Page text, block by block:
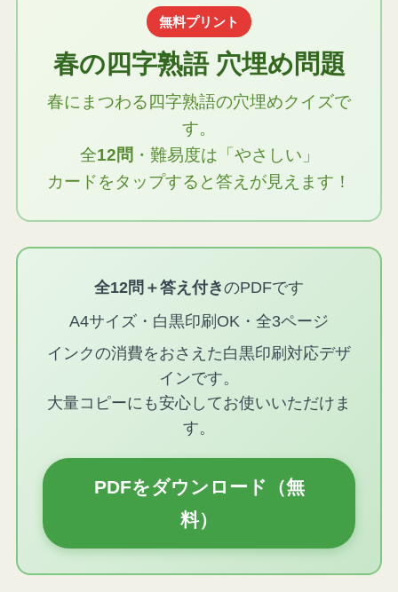
無料プリント
春の四字熟語 穴埋め問題
春にまつわる四字熟語の穴埋めクイズで
す。
全12問 ・難易度は「やさしい」
カードをタップすると答えが見えます！
全12問＋答え付きのPDFです
A4サイズ・白黒印刷OK・全3ページ
インクの消費をおさえた白黒印刷対応デザ
インです。
大量コピーにも安心してお使いいただけま
す。
PDFをダウンロード（無
料）